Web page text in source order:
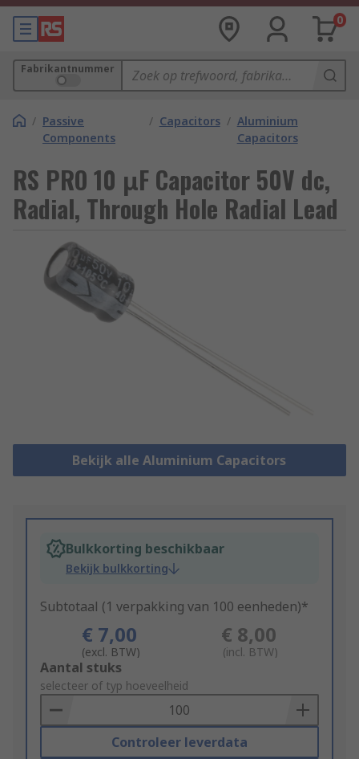
0
Fabrikantnummer
/ Passive
Components
/ Capacitors / Aluminium
Capacitors
RS PRO 10 μF Capacitor 50V dc,
Radial, Through Hole Radial Lead
Bekijk alle Aluminium Capacitors
Bulkkorting beschikbaar
Bekijk bulkkorting
Subtotaal (1 verpakking van 100 eenheden)*
€ 7,00
(excl. BTW)
€ 8,00
(incl. BTW)
Add
to
Basket
Aantal stuks
selecteer of typ hoeveelheid
Controleer leverdata